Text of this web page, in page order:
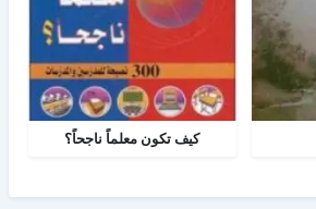
كيف تكون معلماً ناجحاً؟